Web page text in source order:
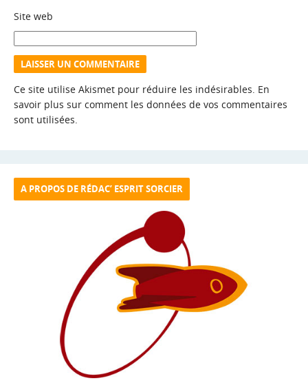
Site web
Ce site utilise Akismet pour réduire les indésirables. En
savoir plus sur comment les données de vos commentaires
sont utilisées.
A PROPOS DE RÉDAC’ ESPRIT SORCIER